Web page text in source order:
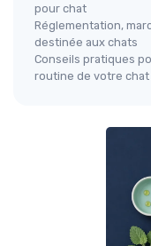
pour chat
Réglementation,
destinée aux chats
Conseils pratiques
routine de votre chat